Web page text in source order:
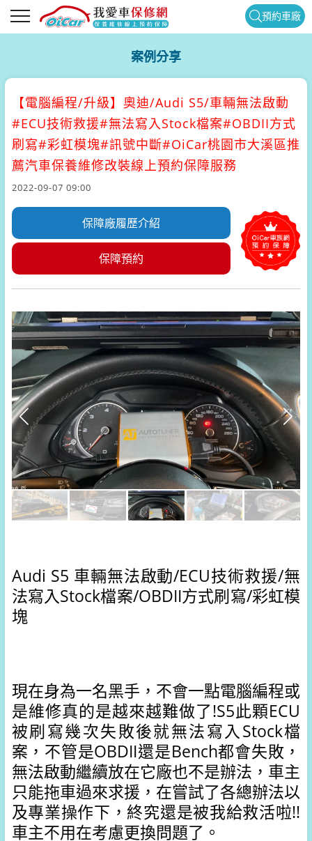
預約車廠
案例分享
【電腦編程/升級】 奧迪/Audi S5/車輛無法啟動
#ECU技術救援#無法寫入Stock檔案#OBDII方式
刷寫#彩虹模塊#訊號中斷#OiCar桃園市大溪區推
薦汽車保養維修改裝線上預約保障服務
2022-09-07 09:00
保障廠履歷介紹
保障預約
Audi S5 車輛無法啟動/ECU技術救援/無
法寫入Stock檔案/OBDII方式刷寫/彩虹模
塊
現在身為一名黑手，不會一點電腦編程或
是維修真的是越來越難做了!S5此顆ECU
被刷寫幾次失敗後就無法寫入Stock檔
案，不管是OBDII還是Bench都會失敗，
無法啟動繼續放在它廠也不是辦法， 車主
只能拖車過來求援， 在嘗試了各總辦法以
及專業操作下， 終究還是被我給救活啦!!
車主不用在考慮更換問題了。